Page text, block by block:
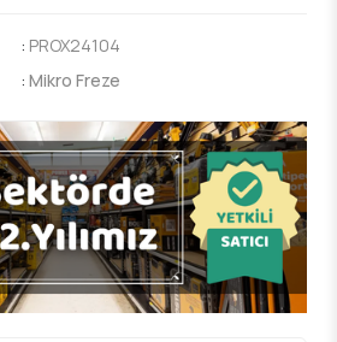
: PROX24104
: Mikro Freze